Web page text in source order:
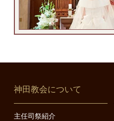
神田教会について
主任司祭紹介